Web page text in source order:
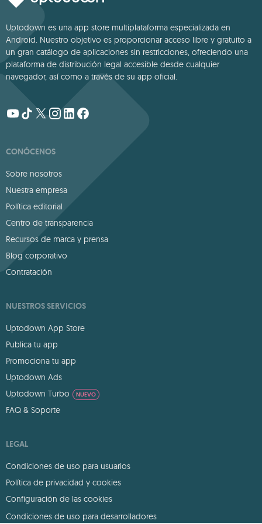
Uptodown es una app store multiplataforma especializada en
Android. Nuestro objetivo es proporcionar acceso libre y gratuito a
un gran catálogo de aplicaciones sin restricciones, ofreciendo una
plataforma de distribución legal accesible desde cualquier
navegador, así como a través de su app oficial.
CONÓCENOS
Sobre nosotros
Nuestra empresa
Política editorial
Centro de transparencia
Recursos de marca y prensa
Blog corporativo
Contratación
NUESTROS SERVICIOS
Uptodown App Store
Publica tu app
Promociona tu app
Uptodown Ads
Uptodown Turbo
NUEVO
FAQ & Soporte
LEGAL
Condiciones de uso para usuarios
Política de privacidad y cookies
Configuración de las cookies
Condiciones de uso para desarrolladores